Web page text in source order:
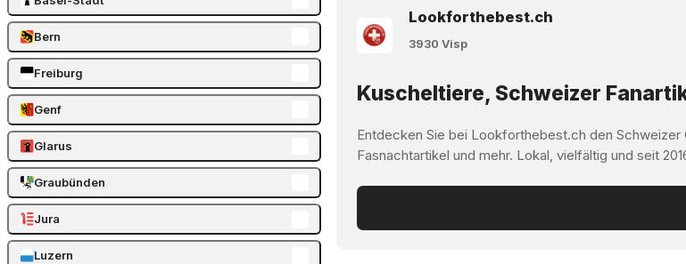
Bern
Freiburg
Genf
Glarus
Graubünden
Jura
Luzern
Lookforthebest.ch
3930 Visp
Kuscheltiere, Schweizer
Entdecken Sie bei Lookforthebest.ch den Schweizer
Fasnachtartikel und mehr. Lokal, vielfältig und seit